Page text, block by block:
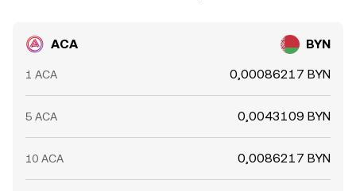
ACA BYN
1 ACA 0,00086217 BYN
5 ACA 0,0043109 BYN
10 ACA 0,0086217 BYN